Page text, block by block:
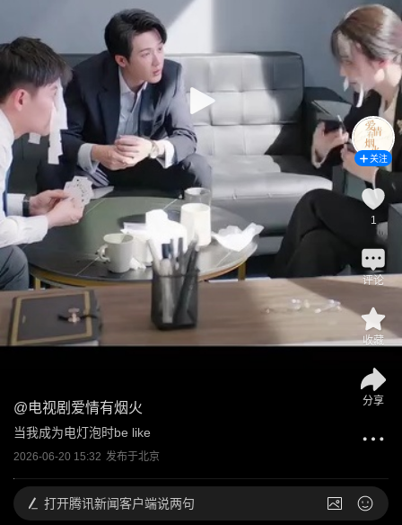
@电视剧爱情有烟火
当我成为电灯泡时be like
2026-06-20 15:32 发布于北京
关注
1
评论
收藏
分享
打开腾讯新闻客户端说两句